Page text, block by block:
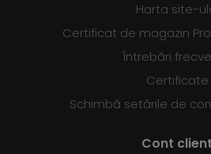
Harta site-
Certificat de magazin
Întrebări
Certificate
Schimbă setările de
Cont client